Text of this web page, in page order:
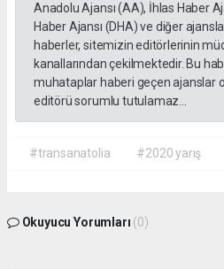
Anadolu Ajansı (AA), İhlas Haber
Haber Ajansı (DHA) ve diğer
haberler, sitemizin editörlerinin
kanallarından çekilmektedir. Bu
muhataplar haberi geçen ajanslar
editörü sorumlu tutulamaz...
#transanatolia #2020 yarış
Okuyucu Yorumları (0)